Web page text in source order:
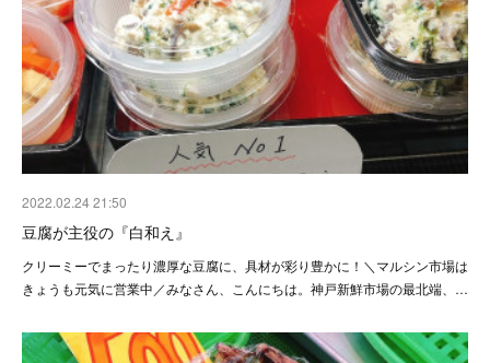
2022.02.24 21:50
豆腐が主役の『白和え』
クリーミーでまったり濃厚な豆腐に、具材が彩り豊かに！＼マルシン市場は
きょうも元気に営業中／みなさん、こんにちは。神戸新鮮市場の最北端、…